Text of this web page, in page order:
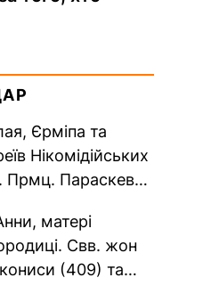
Єрміпа та
Нікомідійських
Прмц. Параскеви
Ближніх...
матері
Свв. жон
(409) та